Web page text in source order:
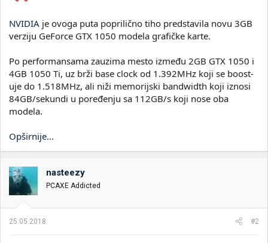
NVIDIA je ovoga puta poprilično tiho predstavila novu 3GB
verziju GeForce GTX 1050 modela grafičke karte.
Po performansama zauzima mesto između 2GB GTX 1050 i
4GB 1050 Ti, uz brži base clock od 1.392MHz koji se boost-
uje do 1.518MHz, ali niži memorijski bandwidth koji iznosi
84GB/sekundi u poređenju sa 112GB/s koji nose oba
modela.
Opširnije...
nasteezy
PCAXE Addicted
25.05.2018. #2